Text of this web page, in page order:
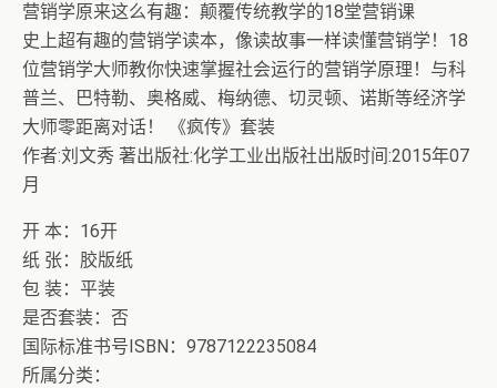
营销学原来这么有趣：颠覆传统教学的18堂营销课
史上超有趣的营销学读本，像读故事一样读懂营销学！18
位营销学大师教你快速掌握社会运行的营销学原理！与科
普兰、巴特勒、奥格威、梅纳德、切灵顿、诺斯等经济学
大师零距离对话！ 《疯传》套装
作者:刘文秀 著出版社:化学工业出版社出版时间:2015年07
月
开 本：16开
纸 张：胶版纸
包 装：平装
是否套装：否
国际标准书号ISBN：9787122235084
所属分类：